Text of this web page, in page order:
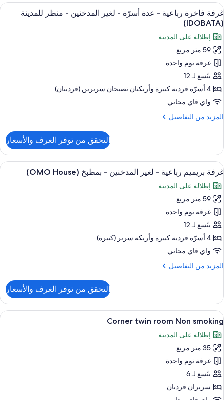
ديلوكس
بسريرين
منفصلين
استعراض
جميع
صور
غرفة
فاخرة
رباعية
-
عدة
أسرّة
-
لغير
منظر
للمدينة
ألحفة محشوة بالريش ومكتب ومكواة/
4
غرفة فاخرة رباعية - عدة أسرّة - لغير المدخنين - منظر للمدينة
(IDOBATA)
إطلالة على المدينة
59 متر مربع
غرفة نوم واحدة
يتّسع لـ 12
4 أسرّة فردية كبيرة‫‬ وأريكتان تصبحان سريرين (فرديتان)
واي فاي مجاني
المزيد من التفاصيل
المزيد
غرفة
فاخرة
رباعية
عدة
أسرّة
لغير
المدخنين
منظر
للمدينة
التحقق من توفر الغرف والأسعار
استعراض
جميع
صور
غرفة
بريميم
رباعية
-
لغير
المدخنين
-
House)
ألحفة محشوة بالريش ومكتب ومكواة/
4
غرفة بريميم رباعية - لغير المدخنين - بمطبخ (OMO House)
إطلالة على المدينة
59 متر مربع
غرفة نوم واحدة
يتّسع لـ 12
4 أسرّة فردية كبيرة‫‬ وأريكة سرير (كبيرة)
واي فاي مجاني
المزيد من التفاصيل
المزيد
غرفة
بريميم
رباعية
-
لغير
المدخنين
بمطبخ
(OMO
House)
التحقق من توفر الغرف والأسعار
استعراض
جميع
صور
Corner
twin
room
Non
smoking
ألحفة محشوة بالريش ومكتب ومكواة/
4
Corner twin room Non smoking
إطلالة على المدينة
35 متر مربع
غرفة نوم واحدة
يتّسع لـ 6
سريران فرديان